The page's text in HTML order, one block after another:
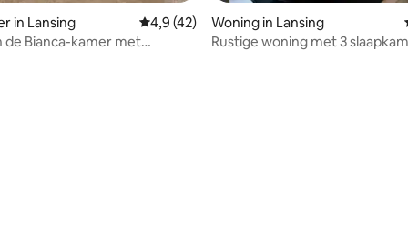
van 5 op 5, 5 recensies
in Lansing Gemiddelde beoordeling van 4,9 op 5, 42
4,9 (42)
de Bianca-kamer met
Woning in Lansing
Rustige woning met 3